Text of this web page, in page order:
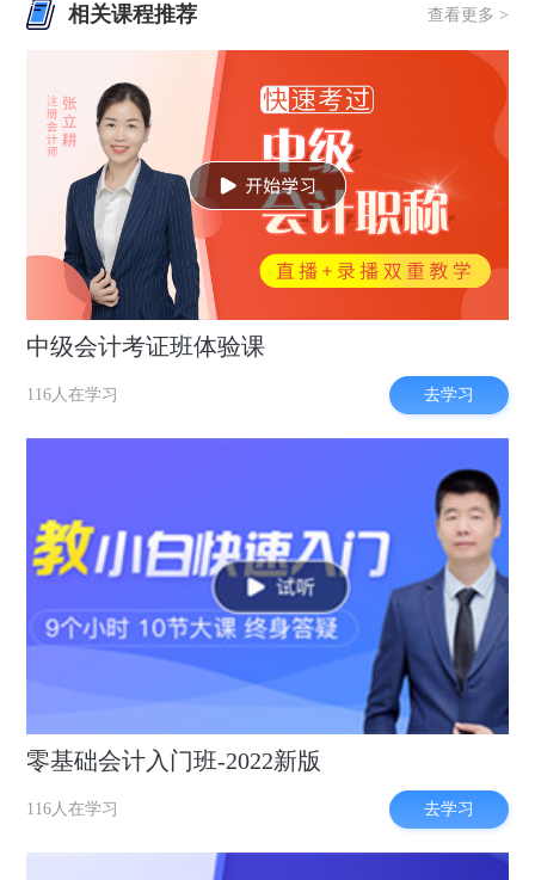
相关课程推荐 查看更多 >
中级会计考证班体验课
116人在学习 去学习
零基础会计入门班-2022新版
116人在学习 去学习